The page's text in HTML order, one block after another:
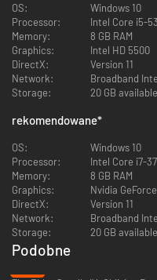
Rozegraj pełną kampanię
Morty, Saturday Night Live, 30
Różnorodna, fascynująca
Walcz z przyrodą, w tym z
różnymi rodzajami ludzkich
wybrzeża.
Rozwiń się w legendę
OS:
Windows 10
Processor:
Intel Core i5-
Memory:
8 GB RAM
Graphics:
Intel HD 5500
DirectX:
Version 11
Network:
Broadband
Storage:
20 GB
rekomendowane*
OS:
Windows 10
Processor:
Intel Core i7-
Memory:
8 GB RAM
Graphics:
Nvidia
DirectX:
Version 11
Network:
Broadband
Storage:
20 GB
Podobne